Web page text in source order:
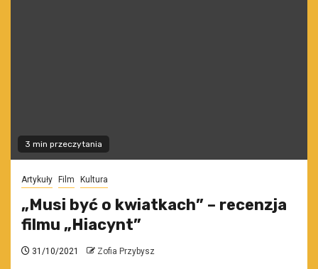
3 min przeczytania
Artykuły Film Kultura
„Musi być o kwiatkach” – recenzja
filmu „Hiacynt”
31/10/2021 Zofia Przybysz